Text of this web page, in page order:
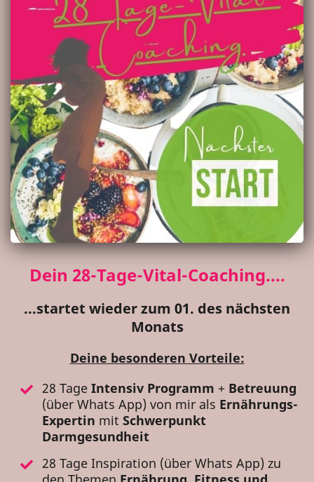
Dein 28-Tage-Vital-Coaching....
...startet wieder zum 01. des nächsten
Monats
Deine besonderen Vorteile:
28 Tage Intensiv Programm + Betreuung
(über Whats App) von mir als Ernährungs-
Expertin mit Schwerpunkt
Darmgesundheit
28 Tage Inspiration (über Whats App) zu